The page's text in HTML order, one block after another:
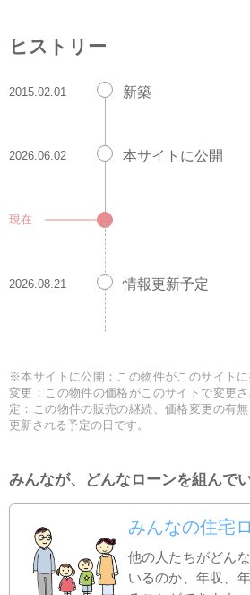
ヒストリー
2015.02.01 新築
2026.06.02 本サイトに公開
現在
2026.08.21 情報更新予定
※本サイトに公開：この物件がこのサイト
変更：この物件の価格がこのサイトで変更
定：この物件の販売の継続、価格変更の有
更新される予定の日です。
みんなが、どんなローンを組んで
みんなの住宅
他の人たちがどん
いるのか、年収、